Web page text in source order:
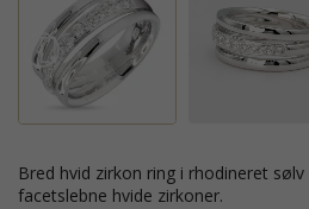
bred hvid zirkon ring i rhodineret sølv med blank overflade og 21
facetslebne hvide zirkoner.